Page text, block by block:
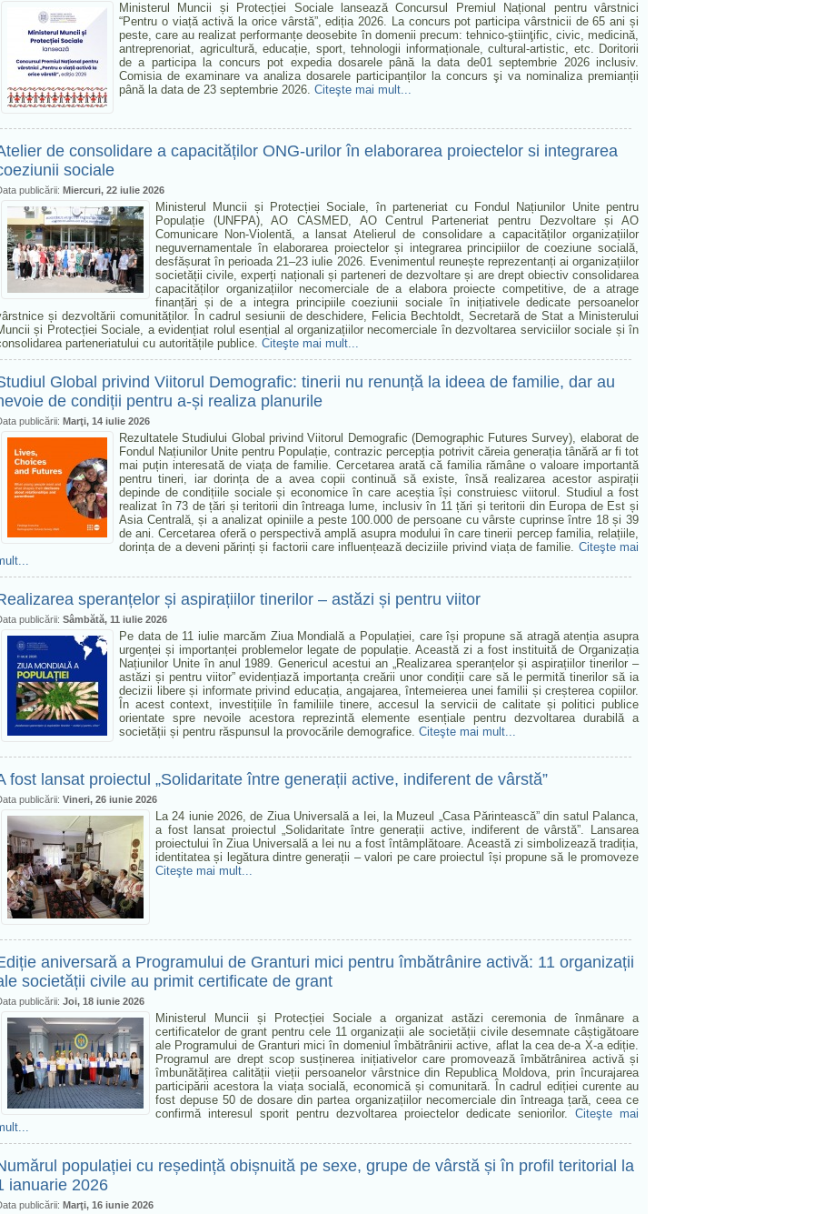
Ministerul Muncii și Protecției Sociale lansează Concursul Premiul Național pentru vârstnici
“Pentru o viață activă la orice vârstă”, ediția 2026. La concurs pot participa vârstnicii de 65 ani și
peste, care au realizat performanțe deosebite în domenii precum: tehnico-ştiinţific, civic, medicină,
antreprenoriat, agricultură, educație, sport, tehnologii informaționale, cultural-artistic, etc. Doritorii
de a participa la concurs pot expedia dosarele până la data de01 septembrie 2026 inclusiv.
Comisia de examinare va analiza dosarele participanților la concurs şi va nominaliza premianții
până la data de 23 septembrie 2026. Citeşte mai mult...
de consolidare a capacităților ONG-urilor în elaborarea proiectelor si integrarea
sociale
publicării: Miercuri, 22 iulie 2026
Ministerul Muncii și Protecției Sociale, în parteneriat cu Fondul Națiunilor Unite pentru
Populație (UNFPA), AO CASMED, AO Centrul Parteneriat pentru Dezvoltare și AO
Comunicare Non-Violentă, a lansat Atelierul de consolidare a capacităților organizațiilor
neguvernamentale în elaborarea proiectelor și integrarea principiilor de coeziune socială,
desfășurat în perioada 21–23 iulie 2026. Evenimentul reunește reprezentanți ai organizațiilor
societății civile, experți naționali și parteneri de dezvoltare și are drept obiectiv consolidarea
capacităților organizațiilor necomerciale de a elabora proiecte competitive, de a atrage
finanțări și de a integra principiile coeziunii sociale în inițiativele dedicate persoanelor
și dezvoltării comunităților. În cadrul sesiunii de deschidere, Felicia Bechtoldt, Secretară de Stat a Ministerului
și Protecției Sociale, a evidențiat rolul esențial al organizațiilor necomerciale în dezvoltarea serviciilor sociale și în
parteneriatului cu autoritățile publice. Citeşte mai mult...
Global privind Viitorul Demografic: tinerii nu renunță la ideea de familie, dar au
de condiții pentru a-și realiza planurile
publicării: Marţi, 14 iulie 2026
Rezultatele Studiului Global privind Viitorul Demografic (Demographic Futures Survey), elaborat de
Fondul Națiunilor Unite pentru Populație, contrazic percepția potrivit căreia generația tânără ar fi tot
mai puțin interesată de viața de familie. Cercetarea arată că familia rămâne o valoare importantă
pentru tineri, iar dorința de a avea copii continuă să existe, însă realizarea acestor aspirații
depinde de condițiile sociale și economice în care aceștia își construiesc viitorul. Studiul a fost
realizat în 73 de țări și teritorii din întreaga lume, inclusiv în 11 țări și teritorii din Europa de Est și
Asia Centrală, și a analizat opiniile a peste 100.000 de persoane cu vârste cuprinse între 18 și 39
de ani. Cercetarea oferă o perspectivă amplă asupra modului în care tinerii percep familia, relațiile,
dorința de a deveni părinți și factorii care influențează deciziile privind viața de familie. Citeşte mai
speranțelor și aspirațiilor tinerilor – astăzi și pentru viitor
publicării: Sâmbătă, 11 iulie 2026
Pe data de 11 iulie marcăm Ziua Mondială a Populației, care își propune să atragă atenția asupra
urgenței și importanței problemelor legate de populație. Această zi a fost instituită de Organizația
Națiunilor Unite în anul 1989. Genericul acestui an „Realizarea speranțelor și aspirațiilor tinerilor –
astăzi și pentru viitor” evidențiază importanța creării unor condiții care să le permită tinerilor să ia
decizii libere și informate privind educația, angajarea, întemeierea unei familii și creșterea copiilor.
În acest context, investițiile în familiile tinere, accesul la servicii de calitate și politici publice
orientate spre nevoile acestora reprezintă elemente esențiale pentru dezvoltarea durabilă a
societății și pentru răspunsul la provocările demografice. Citeşte mai mult...
fost lansat proiectul „Solidaritate între generații active, indiferent de vârstă”
publicării: Vineri, 26 iunie 2026
La 24 iunie 2026, de Ziua Universală a Iei, la Muzeul „Casa Părintească” din satul Palanca,
a fost lansat proiectul „Solidaritate între generații active, indiferent de vârstă”. Lansarea
proiectului în Ziua Universală a Iei nu a fost întâmplătoare. Această zi simbolizează tradiția,
identitatea și legătura dintre generații – valori pe care proiectul își propune să le promoveze
Citeşte mai mult...
aniversară a Programului de Granturi mici pentru îmbătrânire activă: 11 organizații
societății civile au primit certificate de grant
publicării: Joi, 18 iunie 2026
Ministerul Muncii și Protecției Sociale a organizat astăzi ceremonia de înmânare a
certificatelor de grant pentru cele 11 organizații ale societății civile desemnate câștigătoare
ale Programului de Granturi mici în domeniul îmbătrânirii active, aflat la cea de-a X-a ediție.
Programul are drept scop susținerea inițiativelor care promovează îmbătrânirea activă și
îmbunătățirea calității vieții persoanelor vârstnice din Republica Moldova, prin încurajarea
participării acestora la viața socială, economică și comunitară. În cadrul ediției curente au
fost depuse 50 de dosare din partea organizațiilor necomerciale din întreaga țară, ceea ce
confirmă interesul sporit pentru dezvoltarea proiectelor dedicate seniorilor. Citeşte mai
populației cu reședință obișnuită pe sexe, grupe de vârstă și în profil teritorial la
ianuarie 2026
publicării: Marţi, 16 iunie 2026